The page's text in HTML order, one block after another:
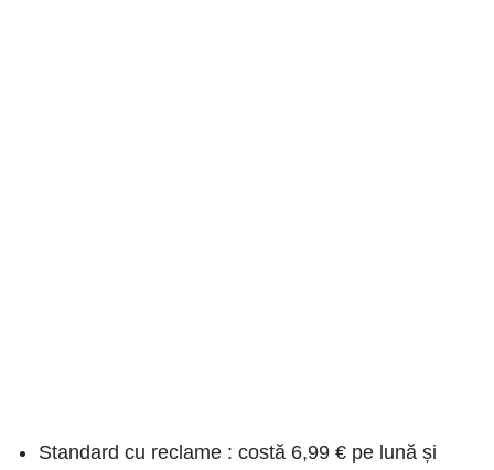
Standard cu reclame : costă 6,99 € pe lună și